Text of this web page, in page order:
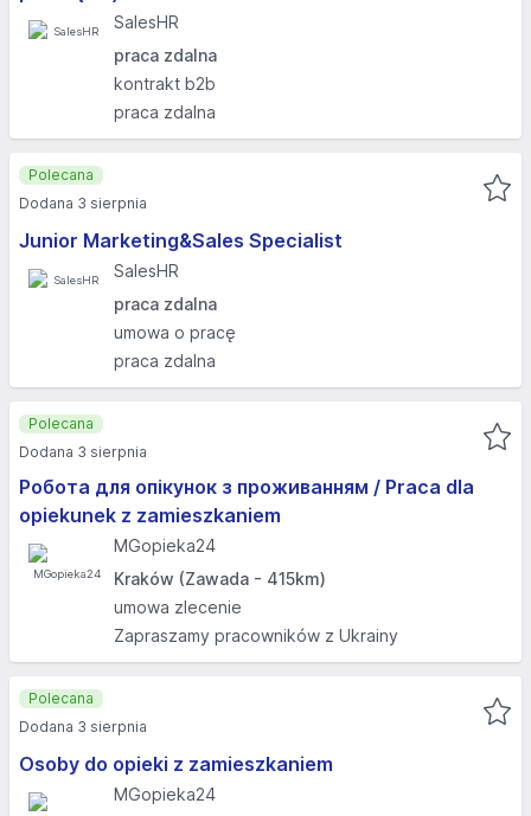
SalesHR
praca zdalna
kontrakt b2b
praca zdalna
Junior Marketing&Sales Specialist
SalesHR
praca zdalna
umowa o pracę
praca zdalna
Polecana
Dodana 3 sierpnia
Робота для опікунок з проживанням / Praca dla
opiekunek z zamieszkaniem
MGopieka24
Kraków (Zawada - 415km)
umowa zlecenie
Zapraszamy pracowników z Ukrainy
Polecana
Dodana 3 sierpnia
Osoby do opieki z zamieszkaniem
MGopieka24
Polecana
Dodana 3 sierpnia